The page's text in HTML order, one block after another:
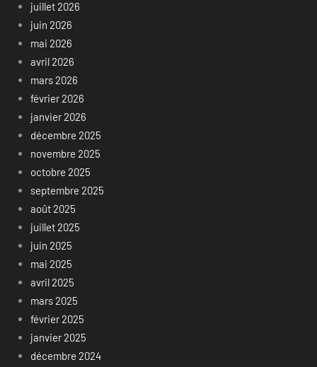
juillet 2026
juin 2026
mai 2026
avril 2026
mars 2026
février 2026
janvier 2026
décembre 2025
novembre 2025
octobre 2025
septembre 2025
août 2025
juillet 2025
juin 2025
mai 2025
avril 2025
mars 2025
février 2025
janvier 2025
décembre 2024